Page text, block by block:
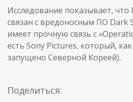
Исследование показывает,
связан с вредоносным ПО Dark
имеет прочную связь с
есть Sony Pictures, который,
запущено Северной Кореей).
Поделиться: